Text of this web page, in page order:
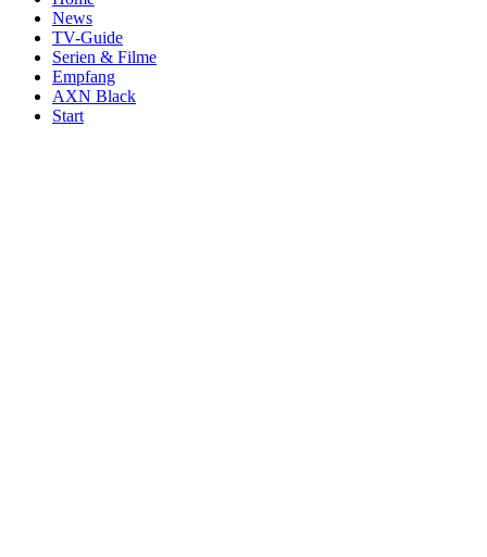
News
TV-Guide
Serien & Filme
Empfang
AXN Black
Start